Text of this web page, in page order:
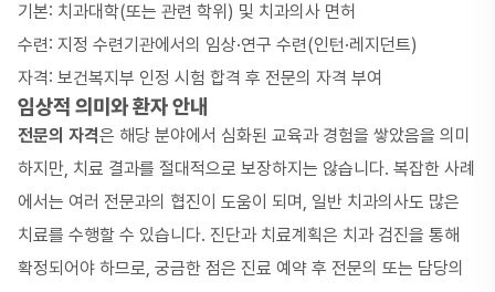
기본: 치과대학(또는 관련 학위) 및 치과의사 면허
수련: 지정 수련기관에서의 임상·연구 수련(인턴·레지던트)
자격: 보건복지부 인정 시험 합격 후 전문의 자격 부여
임상적 의미와 환자 안내
전문의 자격은 해당 분야에서 심화된 교육과 경험을 쌓았음을 의미
하지만, 치료 결과를 절대적으로 보장하지는 않습니다. 복잡한 사례
에서는 여러 전문과의 협진이 도움이 되며, 일반 치과의사도 많은
치료를 수행할 수 있습니다. 진단과 치료계획은 치과 검진을 통해
확정되어야 하므로, 궁금한 점은 진료 예약 후 전문의 또는 담당의